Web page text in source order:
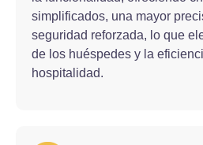
simplificados, una mayor
seguridad reforzada, lo que
de los huéspedes y la
hospitalidad.